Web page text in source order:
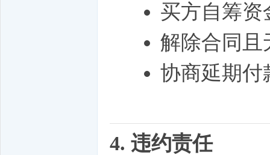
买方自筹资
解除合同且
协商延期付
4. 违约责任